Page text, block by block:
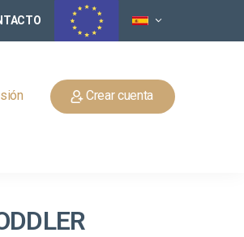
Crear cuenta